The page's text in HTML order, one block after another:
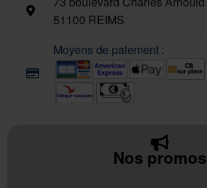
51100 REIMS
Moyens de paiement :
Nos promos